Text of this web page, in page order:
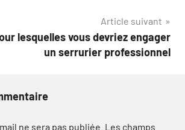
Article suivant
lesquelles vous devriez engager
un serrurier professionnel
ne sera pas publiée. Les champs